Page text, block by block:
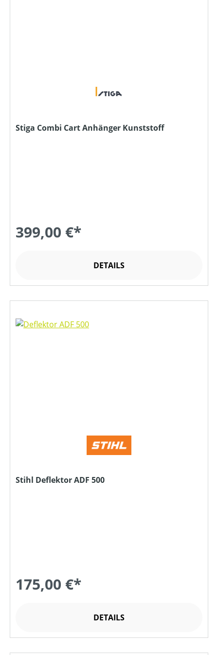
Stiga Combi Cart Anhänger Kunststoff
399,00 €*
DETAILS
Stihl Deflektor ADF 500
175,00 €*
DETAILS